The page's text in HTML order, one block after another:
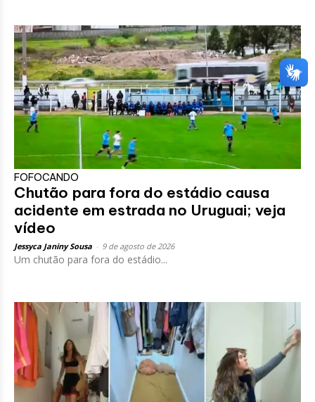
FOFOCANDO
Chutão para fora do estádio causa
acidente em estrada no Uruguai; veja
vídeo
Jessyca Janiny Sousa 9 de agosto de 2026
Um chutão para fora do estádio...